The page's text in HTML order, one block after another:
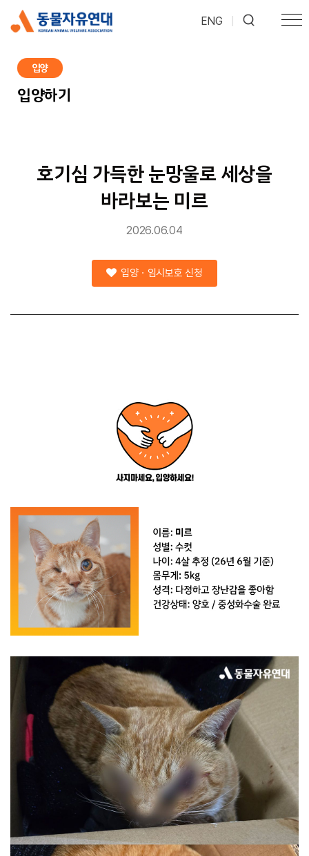
ENG
입양
입양하기
호기심 가득한 눈망울로 세상을
바라보는 미르
2026.06.04
입양ㆍ임시보호 신청